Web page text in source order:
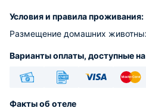
Условия и правила проживания:
Размещение домашних
Варианты оплаты, доступные
Факты об отеле